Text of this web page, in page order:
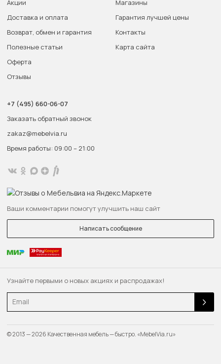
Узнайте первыми о новых акциях и распродажах!
Email
Акции
Доставка и оплата
Возврат, обмен и гарантия
Полезные статьи
Оферта
Отзывы
Магазины
Гарантия лучшей цены
Контакты
Карта сайта
+7 (495) 660-06-07
Заказать обратный звонок
zakaz@mebelvia.ru
Время работы: 09:00 – 21:00
Ваши комментарии помогут улучшить наш сайт
Написать сообщение
© 2013 — 2026 Качественная мебель — быстро. «MebelVia.ru»